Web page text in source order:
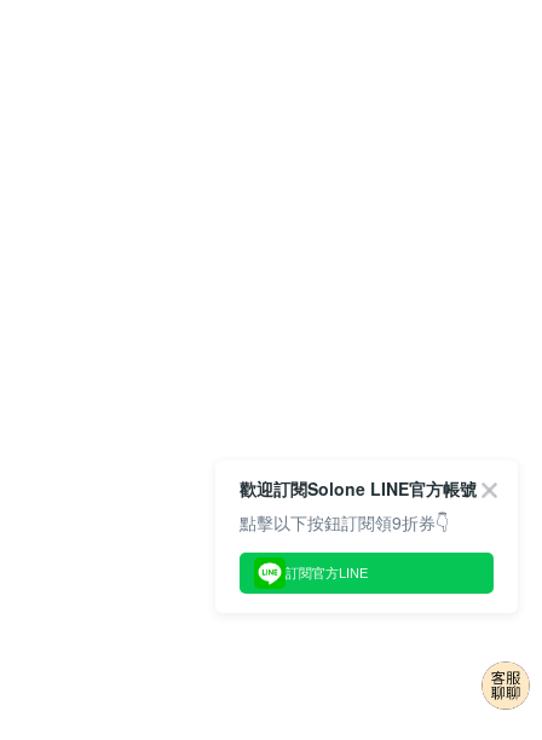
歡迎訂閱Solone LINE官方帳號
點擊以下按鈕訂閱領9折券👇
訂閱官方LINE